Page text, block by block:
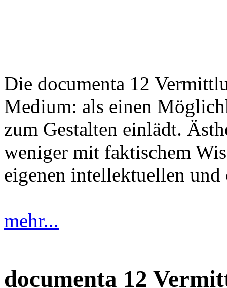
Die documenta 12
Medium: als einen
zum Gestalten einlädt.
weniger mit faktischem
eigenen intellektuellen und
mehr...
documenta 12